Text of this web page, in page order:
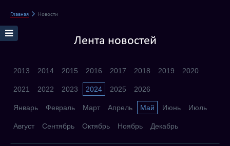
Главная Новости
Лента новостей
2013 2014 2015 2016 2017 2018 2019 2020
2021 2022 2023 2024 2025 2026
Январь Февраль Март Апрель Май Июнь Июль
Август Сентябрь Октябрь Ноябрь Декабрь